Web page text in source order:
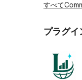
すべて
プラグイ